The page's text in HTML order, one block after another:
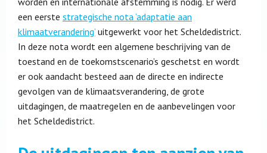
een eerste strategische nota ‘adaptatie aan
klimaatverandering’ uitgewerkt voor het Scheldedistrict.
In deze nota wordt een algemene beschrijving van de
toestand en de toekomstscenario’s geschetst en wordt
er ook aandacht besteed aan de directe en indirecte
gevolgen van de klimaatsverandering, de grote
uitdagingen, de maatregelen en de aanbevelingen voor
het Scheldedistrict.